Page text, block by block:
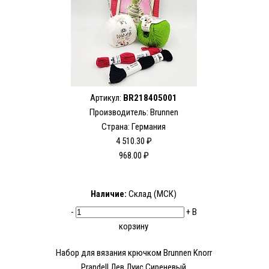
Артикул: BR218405001
Производитель: Brunnen
Страна: Германия
4 510.30 ₽
968.00 ₽
Наличие: Склад (МСК)
-
+В
корзину
Набор для вязания крючком Brunnen Knorr